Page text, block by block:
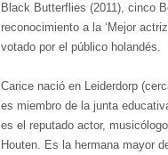
Black Butterflies (2011), cinco
reconocimiento a la ‘Mejor
votado por el público holandés.
Carice nació en Leiderdorp
es miembro de la junta
es el reputado actor,
Houten. Es la hermana mayor